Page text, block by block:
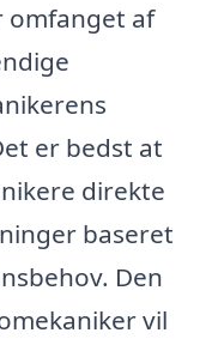
omfanget af
er bedst at
direkte
baseret
Den
vil